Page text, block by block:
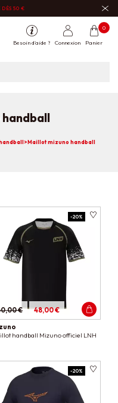
DÈS 50 €
Besoin d'aide ? Connexion Panier
0
>Maillot mizuno handball
€ 48,00 €
-20%
handball Mizuno officiel LNH
-20%